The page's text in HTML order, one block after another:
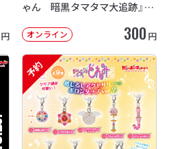
円
ゃん 暗黒タマタマ大追跡』【2
オンライン 300 円
予約